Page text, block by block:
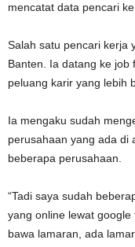
mencatat data pencari
Salah satu pencari kerja
Banten. Ia datang ke job
peluang karir yang lebih
Ia mengaku sudah
perusahaan yang ada di
beberapa perusahaan.
“Tadi saya sudah
yang online lewat
bawa lamaran, ada